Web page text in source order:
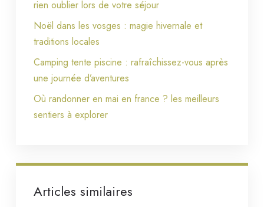
rien oublier lors de votre séjour
Noël dans les vosges : magie hivernale et
traditions locales
Camping tente piscine : rafraîchissez-vous après
une journée d’aventures
Où randonner en mai en france ? les meilleurs
sentiers à explorer
Articles similaires